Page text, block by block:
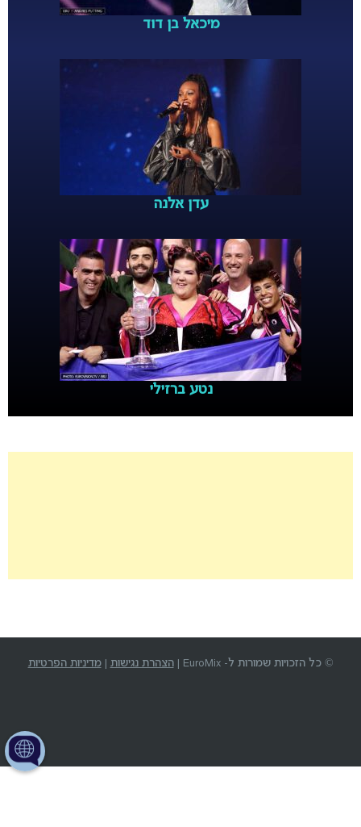
מיכאל בן דוד
עדן אלנה
נטע ברזילי
© כל הזכויות שמורות ל- EuroMix | הצהרת נגישות| מדיניות הפרטיות